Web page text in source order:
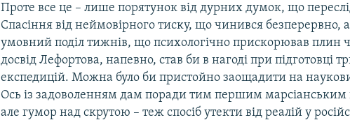
Проте все це – лише порятунок від дурних думок, що
Спасіння від неймовірного тиску, що чинився безперервно,
умовний поділ тижнів, що психологічно прискорював плин
досвід Лефортова, напевно, став би в нагоді при підготовці
експедицій. Можна було би пристойно заощадити на
Ось із задоволенням дам поради тим першим марсіанським
але гумор над скрутою – теж спосіб утекти від реалій у